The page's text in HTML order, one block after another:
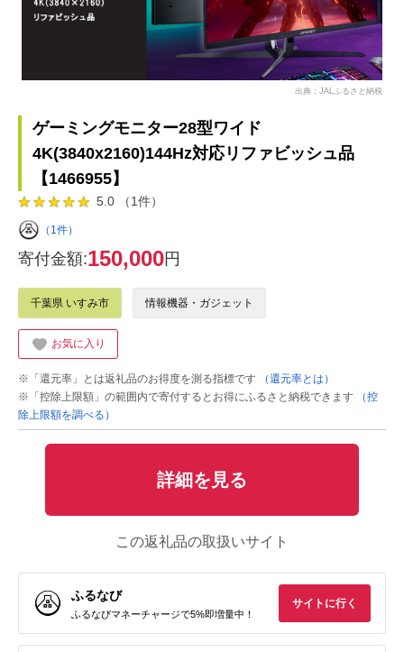
出典：JALふるさと納税
ゲーミングモニター28型ワイド
4K(3840x2160)144Hz対応リファビッシュ品
【1466955】
5.0 （1件）
（1件）
寄付金額:150,000円
千葉県 いすみ市 情報機器・ガジェット
お気に入り
※「還元率」とは返礼品のお得度を測る指標です
（還元率とは）
※「控除上限額」の範囲内で寄付するとお得にふるさと納税できます
（控
除上限額を調べる）
詳細を見る
この返礼品の取扱いサイト
ふるなび
ふるなびマネーチャージで5%即増量中！
サイトに行く